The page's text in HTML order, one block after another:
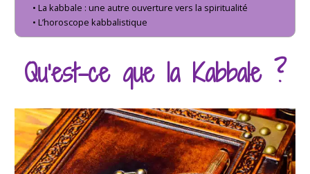
La kabbale : une autre ouverture vers la spiritualité
L’horoscope kabbalistique
Qu’est-ce que la Kabbale ?